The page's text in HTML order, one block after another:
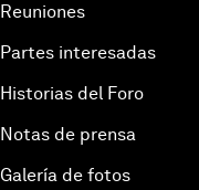
Reuniones
Partes interesadas
Historias del Foro
Notas de prensa
Galería de fotos